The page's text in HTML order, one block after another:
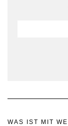
WAS IST MIT